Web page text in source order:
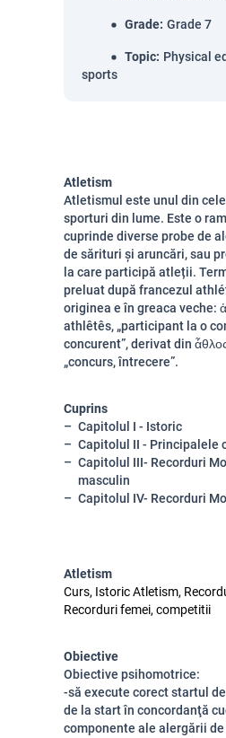
Grade: Grade 7
Topic: Physical
sports
Atletism
Atletismul este unul din
sporturi din lume. Este o
cuprinde diverse probe de
de sărituri și aruncări, sau
la care participă atleții.
preluat după francezul
originea e în greaca veche:
athlêtês, „participant la o
concurent”, derivat din
„concurs, întrecere”.
Cuprins
Capitolul I - Istoric
Capitolul II - Principalele
Capitolul III- Recorduri
masculin
Capitolul IV- Recorduri
Atletism
Curs, Istoric Atletism,
Recorduri femei, competitii
Obiective
Obiective psihomotrice:
-să execute corect startul
de la start în concordanţă
componente ale alergării